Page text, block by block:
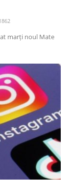
marţi noul Mate